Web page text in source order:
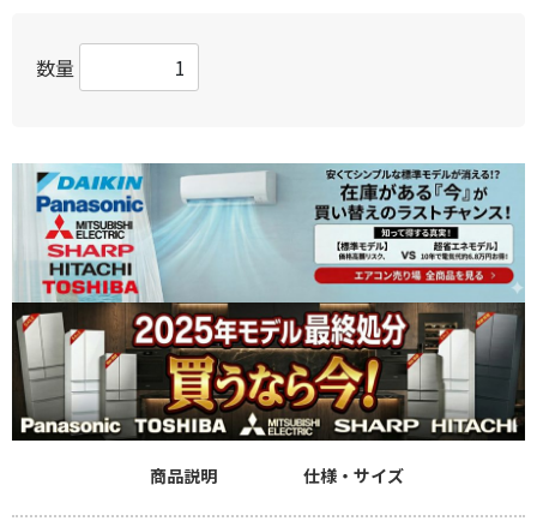
数量
商品説明 仕様・サイズ